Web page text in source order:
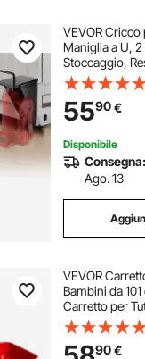
lotteria
palestra
VEVOR
Maniglia a U,
Stoccaggio,
Pioggia,
Impieghi
Spedizioni
5590€
Disponibile
Consegna:
Ago. 13
VEVOR
Bambini da
Carretto per
Maniglia,
di
Giardinaggio,
90€